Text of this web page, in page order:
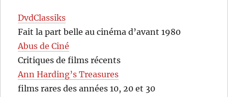
DvdClassiks
Fait la part belle au cinéma d’avant 1980
Abus de Ciné
Critiques de films récents
Ann Harding’s Treasures
films rares des années 10, 20 et 30